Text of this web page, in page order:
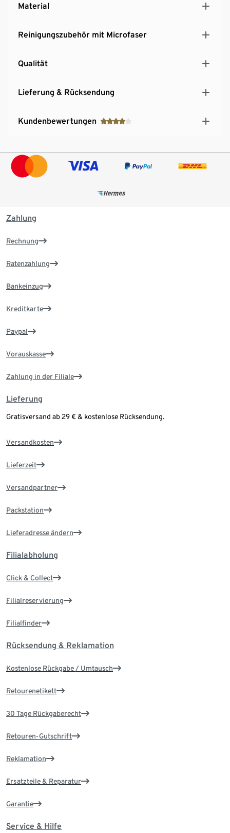
Material
Reinigungszubehör mit Microfaser
Qualität
Lieferung & Rücksendung
Kundenbewertungen
Zahlung
Rechnung
Ratenzahlung
Bankeinzug
Kreditkarte
Paypal
Vorauskasse
Zahlung in der Filiale
Lieferung
Gratisversand ab 29 € & kostenlose Rücksendung.
Versandkosten
Lieferzeit
Versandpartner
Packstation
Lieferadresse ändern
Filialabholung
Click & Collect
Filialreservierung
Filialfinder
Rücksendung & Reklamation
Kostenlose Rückgabe / Umtausch
Retourenetikett
30 Tage Rückgaberecht
Retouren-Gutschrift
Reklamation
Ersatzteile & Reparatur
Garantie
Service & Hilfe